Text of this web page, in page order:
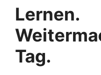
Lernen.
Tag.